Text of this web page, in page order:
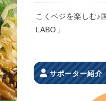
こくベジを楽しむ♪
LABO」
サポーター紹介